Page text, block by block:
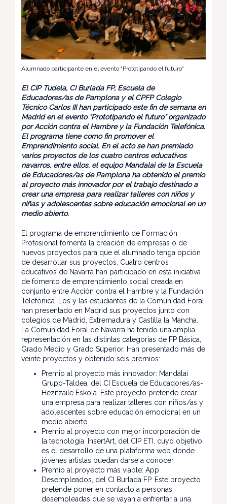
Alumnado participante en el evento "Prototipando el futuro"
El CIP Tudela, CI Burlada FP, Escuela de
Educadores/as de Pamplona y el CPFP Colegio
Técnico Carlos III han participado este fin de semana en
Madrid en el evento “Prototipando el futuro” organizado
por Acción contra el Hambre y la Fundación Telefónica.
El programa tiene como fin promover el
Emprendimiento social. En el acto se han premiado
varios proyectos de los cuatro centros educativos
navarros, entre ellos, el equipo Mandalai de la Escuela
de Educadores/as de Pamplona ha obtenido el premio
al proyecto más innovador por el trabajo destinado a
crear una empresa para realizar talleres con niños y
niñas y adolescentes sobre educación emocional en un
medio abierto.
El programa de emprendimiento de Formación
Profesional fomenta la creación de empresas o de
nuevos proyectos para que el alumnado tenga opción
de desarrollar sus proyectos. Cuatro centros
educativos de Navarra han participado en esta iniciativa
de fomento de emprendimiento social creada en
conjunto entre Acción contra el Hambre y la Fundación
Telefónica. Los y las estudiantes de la Comunidad Foral
han presentado en Madrid sus proyectos junto con
colegios de Madrid, Extremadura y Castilla la Mancha.
La Comunidad Foral de Navarra ha tenido una amplia
representación en las distintas categorías de FP Básica,
Grado Medio y Grado Superior. Han presentado más de
veinte proyectos y obtenido seis premios:
Premio al proyecto más innovador: Mandalai
Grupo-Taldea, del CI Escuela de Educadores/as-
Hezitzaile Eskola. Este proyecto pretende crear
una empresa para realizar talleres con niños/as y
adolescentes sobre educación emocional en un
medio abierto.
Premio al proyecto con mejor incorporación de
la tecnología: InsertArt, del CIP ETI, cuyo objetivo
es el desarrollo de una plataforma web donde
jóvenes artistas puedan darse a conocer.
Premio al proyecto más viable: App
Desempleados, del CI Burlada FP. Este proyecto
pretende poner en contacto a personas
desempleadas que se vayan a enfrentar a una